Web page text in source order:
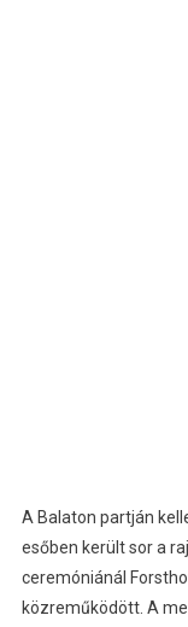
A Balaton partján
esőben került sor a
ceremóniánál
közreműködött. A